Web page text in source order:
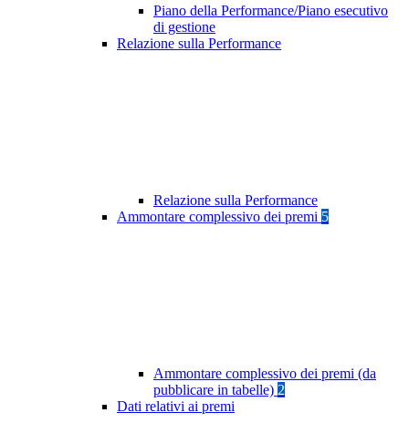
Piano della Performance/Piano esecutivo
di gestione
Relazione sulla Performance
Relazione sulla Performance
Ammontare complessivo dei premi 5
Ammontare complessivo dei premi (da
pubblicare in tabelle) 2
Dati relativi ai premi